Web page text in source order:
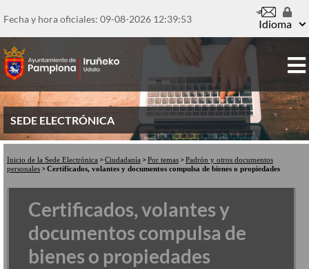
al
principal
Fecha y hora oficiales: 09-08-2026 12:39:54 Idioma
SEDE ELECTRÓNICA
Inicio de la Sede Electrónica Ciudadanía Por temas
Padrón y otros documentos
personales
Certificados, volantes y documentos compulsa de bienes o propiedades
Certificados, volantes y
documentos compulsa de
bienes o propiedades